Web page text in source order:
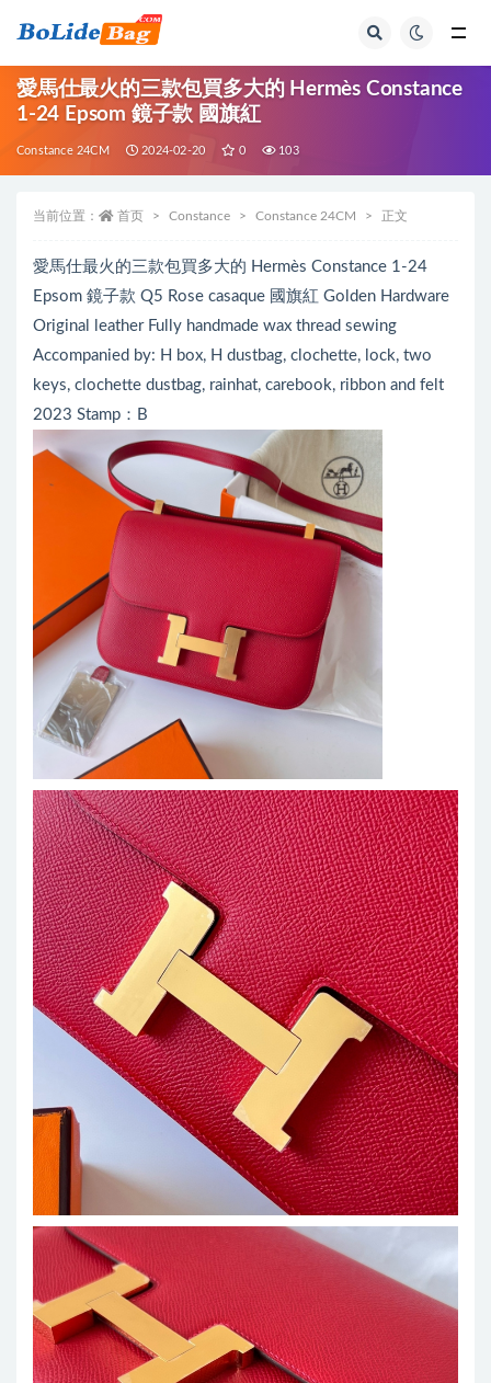
愛馬仕最火的三款包買多大的 Hermès Constance
1-24 Epsom 鏡子款 國旗紅
Constance 24CM 2024-02-20 0 103
当前位置： 首页 Constance Constance 24CM 正文
愛馬仕最火的三款包買多大的 Hermès Constance 1-24
Epsom 鏡子款 Q5 Rose casaque 國旗紅 Golden Hardware
Original leather Fully handmade wax thread sewing
Accompanied by: H box, H dustbag, clochette, lock, two
keys, clochette dustbag, rainhat, carebook, ribbon and felt
2023 Stamp：B